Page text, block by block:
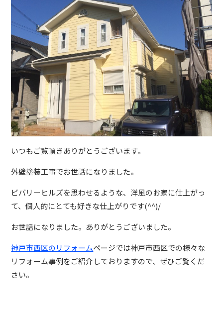
いつもご覧頂きありがとうございます。
外壁塗装工事でお世話になりました。
ビバリーヒルズを思わせるような、洋風のお家に仕上がっ
て、個人的にとても好きな仕上がりです(^^)/
お世話になりました。ありがとうございました。
神戸市西区のリフォームページでは神戸市西区での様々な
リフォーム事例をご紹介しておりますので、ぜひご覧くだ
さい。